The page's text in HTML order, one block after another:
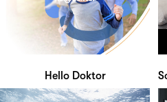
Hello Doktor